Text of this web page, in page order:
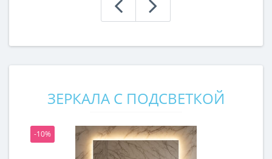
ЗЕРКАЛА С ПОДСВЕТКОЙ
-10%